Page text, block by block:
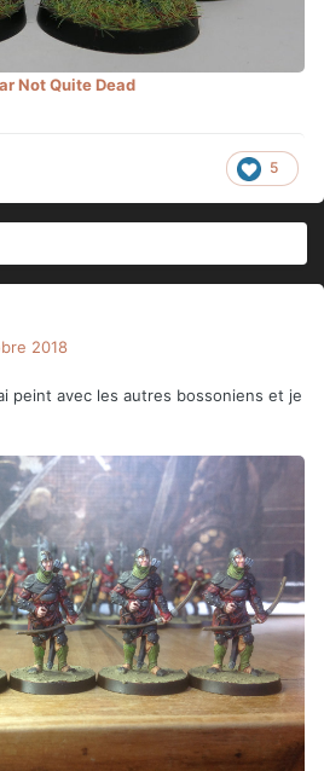
Not Quite Dead
5
2018
peint avec les autres bossoniens et je